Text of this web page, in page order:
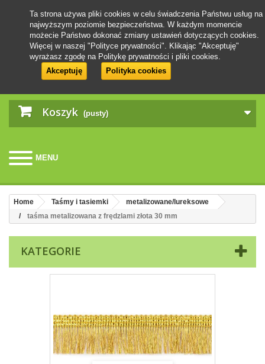
Koszyk (pusty)
MENU
Ta strona używa pliki cookies w celu świadczenia Państwu usług na
najwyższym poziomie bezpieczeństwa. W każdym momencie
możecie Państwo dokonać zmiany ustawień dotyczących cookies.
Więcej w naszej "Polityce prywatności". Klikając "Akceptuję"
wyrażasz zgodę na Politykę prywatności i pliki cookies.
Akceptuję
Polityka cookies
Home Taśmy i tasiemki
metalizowane/lureksowe
taśma metalizowana z frędzlami złota 30 mm
KATEGORIE